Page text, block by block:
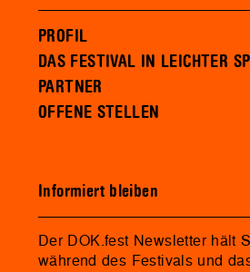
PROFIL
DAS FESTIVAL IN LEICHTER
PARTNER
OFFENE STELLEN
Informiert bleiben
Der DOK.fest Newsletter hält
während des Festivals und